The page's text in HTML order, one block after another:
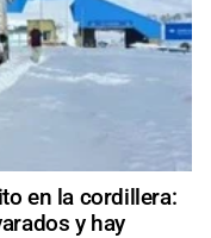
en la cordillera:
y hay